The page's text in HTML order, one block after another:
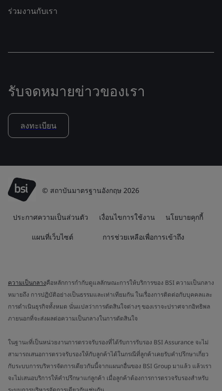
ร่วมงานกับเรา
รับจดหมายข่าวของเรา
ลงทะเบียน
© สถาบันมาตรฐานอังกฤษ 2026
ประกาศความเป็นส่วนตัว เงื่อนไขการใช้งาน นโยบายคุกกี้
แผนที่เว็บไซต์ การช่วยเหลือเพื่อการเข้าถึง
ความเป็นกลางคือหลักการกำกับดูแลลักษณะการให้บริการของ BSI ความเป็นกลาง
หมายถึง การปฏิบัติอย่างเป็นธรรมและเท่าเทียมกัน ในเรื่องการติดต่อกับบุคคลและ
การดำเนินธุรกิจทั้งหมด นั่นแปลว่าการตัดสินใจต่างๆ ของเราจะปราศจากอิทธิพล
ภายนอกที่จะส่งผลต่อความเป็นกลางในการตัดสินใจ
ในฐานะที่เป็นหน่วยงานการตรวจรับรองที่ได้รับการรับรอง BSI Assurance จะไม่
สามารถเสนอการตรวจรับรองให้กับลูกค้าได้ในกรณีที่ลูกค้าเคยรับคำปรึกษาเกี่ยว
กับระบบการบริหารจัดการเดียวกันนี้จากแผนกอื่นของ BSI Group มาแล้ว แล้วเรา
จะไม่เสนอบริการให้คำปรึกษาแก่ลูกค้า เมื่อลูกค้าต้องการการตรวจรับรองสำหรับ